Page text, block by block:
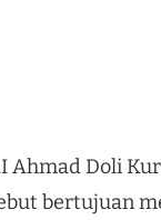
Ahmad Doli
bertujuan